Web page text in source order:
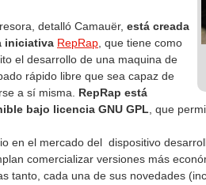
detalló Camauër, está creada
iniciativa RepRap , que tiene como
el desarrollo de una maquina de
rápido libre que sea capaz de
a sí misma. RepRap está
bajo licencia GNU GPL , que
en el mercado del dispositivo
comercializar versiones más
tanto, cada una de sus novedades